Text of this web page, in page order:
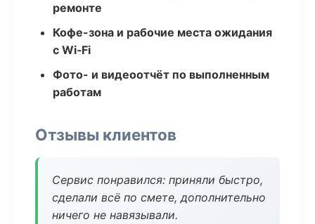
ремонте
Кофе-зона и рабочие места ожидания
с Wi‑Fi
Фото- и видеоотчёт по выполненным
работам
Отзывы клиентов
Сервис понравился: приняли быстро,
сделали всё по смете, дополнительно
ничего не навязывали.